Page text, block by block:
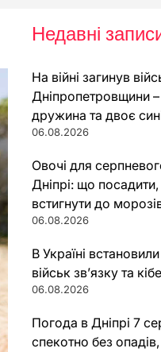
Недавні
На війні загинув
Дніпропетровщини
дружина та двоє
06.08.2026
Овочі для
Дніпрі: що
встигнути до
06.08.2026
В Україні
військ зв’язку та
06.08.2026
Погода в Дніпрі 7
спекотно без